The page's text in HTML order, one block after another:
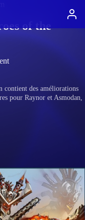
of the
contient des améliorations
pour Raynor et Asmodan,